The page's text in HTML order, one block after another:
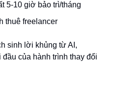
5-10 giờ bảo trì/tháng
thuê freelancer
sinh lời khủng từ AI,
của hành trình thay đổi